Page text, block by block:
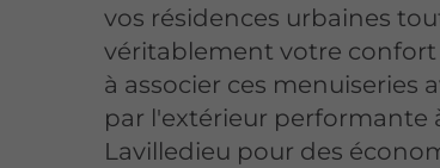
vos résidences urbaines
véritablement votre
à associer ces menuiseries
par l'extérieur performante
Lavilledieu pour des